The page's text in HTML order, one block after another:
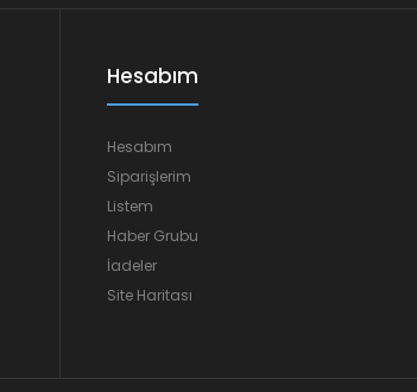
Hesabım
Hesabım
Siparişlerim
Listem
Haber Grubu
İadeler
Site Haritası